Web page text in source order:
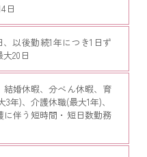
日
、以後勤続1年につき1日ず
20日
結婚休暇、分べん休暇、育
3年)、介護休職(最大1年)、
に伴う短時間・短日数勤務